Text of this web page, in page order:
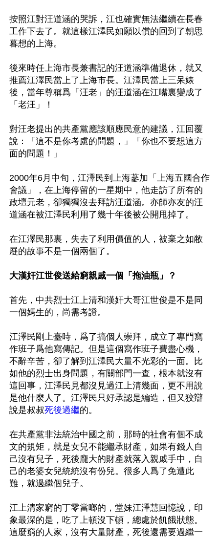
按照江對汪道涵的哭訴，江也確實無法繼續在長春
工作下去了。就這樣江澤民如願以償的回到了朝思
暮想的上海。
後來時任上海市長兼書記的汪道涵準備退休，就又
推薦江澤民當上了上海市長。江澤民當上三呆婊
後，當年尊稱爲「汪老」的汪道涵在江嘴裏變成了
「老汪」！
對汪老提出的共產黨應該順應民意的建議，江回覆
說：「這不是你考慮的問題，」「你也不要想這方
面的問題！」
2000年6月中旬，江澤民到上海蔘加「上海五國合作
會議」，在上海停留的一星期中，他走訪了所有的
政壇元老，卻獨獨沒去拜訪汪道涵。亦師亦友的汪
道涵在被江澤民利用了幾十年後被公開甩掉了。
在江澤民那裏，失去了利用價值的人，被棄之如敝
屣的故事不是一個兩個了。
大漢奸江世俊送給窮親戚一個「拖油瓶」？
首先，中共烈士江上清和漢奸大哥江世俊是不是同
一個媽生的，尚需考證。
江澤民剛上臺時，爲了搞個人崇拜，成立了專門寫
作班子爲他寫傳記。但是這個寫作班子費盡心機，
不辭辛苦，卻了解到江澤民大量不光彩的一面。比
如他的烈士出身問題，有關部門一查，根本就沒有
這回事，江澤民見都沒見過江上清幾面，更不用說
是他什麼人了。江澤民只好承認是編造，但又狡辯
說是叔叔死後過繼的。
在共產黨非法統治中國之前，那時的社會有個不成
文的規矩，就是女兒不能繼承財產，如果有錢人自
己沒有兒子，死後龐大的財產就落入親戚手中，自
己的老婆女兒統統沒有份兒。很多人爲了免遭此
難，就過繼個兒子。
江上清家窮的丁零當啷的，堂妹江澤慧回憶說，印
象最深的是，吃了上頓沒下頓，總處於飢餓狀態。
這麼窮的人家，沒有大量財產，死後還需要過繼一